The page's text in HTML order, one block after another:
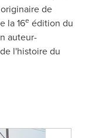
de
la 16e édition du
auteur-
l'histoire du